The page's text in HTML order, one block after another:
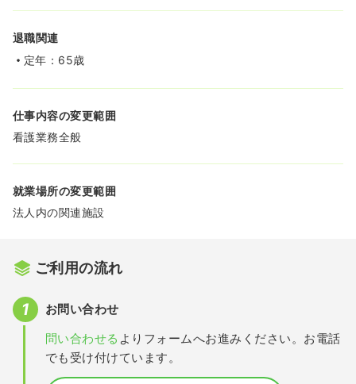
退職関連
定年：65歳
仕事内容の変更範囲
看護業務全般
就業場所の変更範囲
法人内の関連施設
ご利用の流れ
お問い合わせ
問い合わせる よりフォームへお進みください。お電話
でも受け付けています。